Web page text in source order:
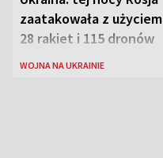
zaatakowała z użyciem
28 rakiet i 115 dronów
WOJNA NA UKRAINIE